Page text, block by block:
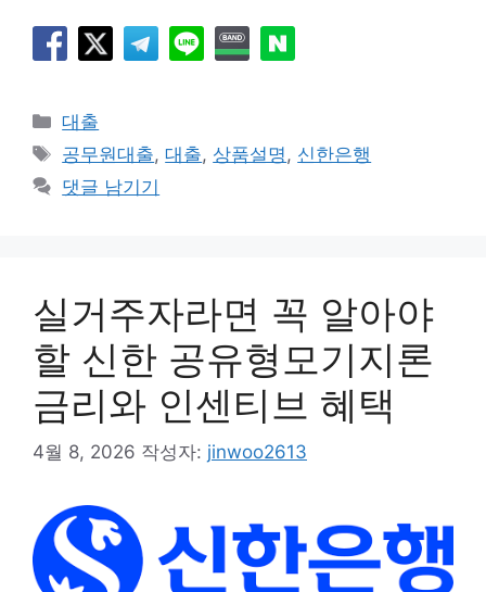
카
테
고
리
대출
태
그
공무원대출,대출, 상품설명 , 신한은행
댓글 남기기
실거주자라면 꼭 알아야
할 신한 공유형모기지론
금리와 인센티브 혜택
4월 8, 2026 작성자: jinwoo2613